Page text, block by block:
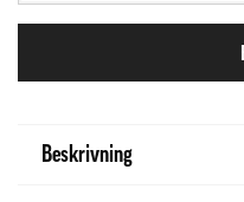
Beskrivning